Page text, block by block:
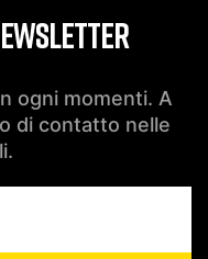
ogni momenti. A
di contatto nelle